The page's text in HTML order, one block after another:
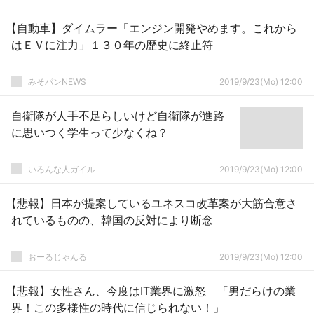
【自動車】ダイムラー「エンジン開発やめます。これから
はＥＶに注力」１３０年の歴史に終止符
みそパンNEWS 2019/9/23(Mo) 12:00
自衛隊が人手不足らしいけど自衛隊が進路
に思いつく学生って少なくね？
いろんな人ガイル 2019/9/23(Mo) 12:00
【悲報】日本が提案しているユネスコ改革案が大筋合意さ
れているものの、韓国の反対により断念
おーるじゃんる 2019/9/23(Mo) 12:00
【悲報】女性さん、今度はIT業界に激怒 「男だらけの業
界！この多様性の時代に信じられない！」